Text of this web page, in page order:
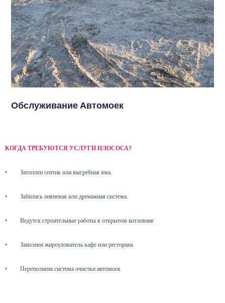
Обслуживание Автомоек
КОГДА ТРЕБУЮТСЯ УСЛУГИ ИЛОСОСА?
• Затоплен септик или выгребная яма.
• Забилась ливневая или дренажная система.
• Ведутся строительные работы в открытом котловане
• Заполнен жироуловитель кафе или ресторана
• Переполнена система очистки автомоек